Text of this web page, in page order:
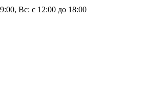
Вс: с 12:00 до 18:00